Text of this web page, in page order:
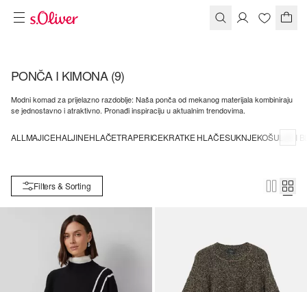
PONČA I KIMONA(9)
Modni komad za prijelazno razdoblje: Naša ponča od mekanog materijala kombiniraju
se jednostavno i atraktivno. Pronađi inspiraciju u aktualnim trendovima.
ALL MAJICEHALJINEHLAČETRAPERICEKRATKE HLAČESUKNJEKOŠULJE I
Filters & Sorting